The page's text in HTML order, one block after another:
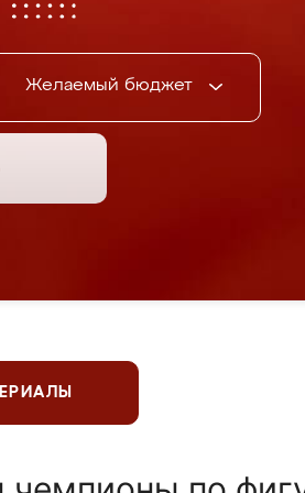
Желаемый бюджет